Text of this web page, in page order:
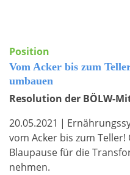
Position
Vom Acker bis zum
umbauen
Resolution der BÖLW-
20.05.2021 |
vom Acker bis zum
Blaupause für die
nehmen.